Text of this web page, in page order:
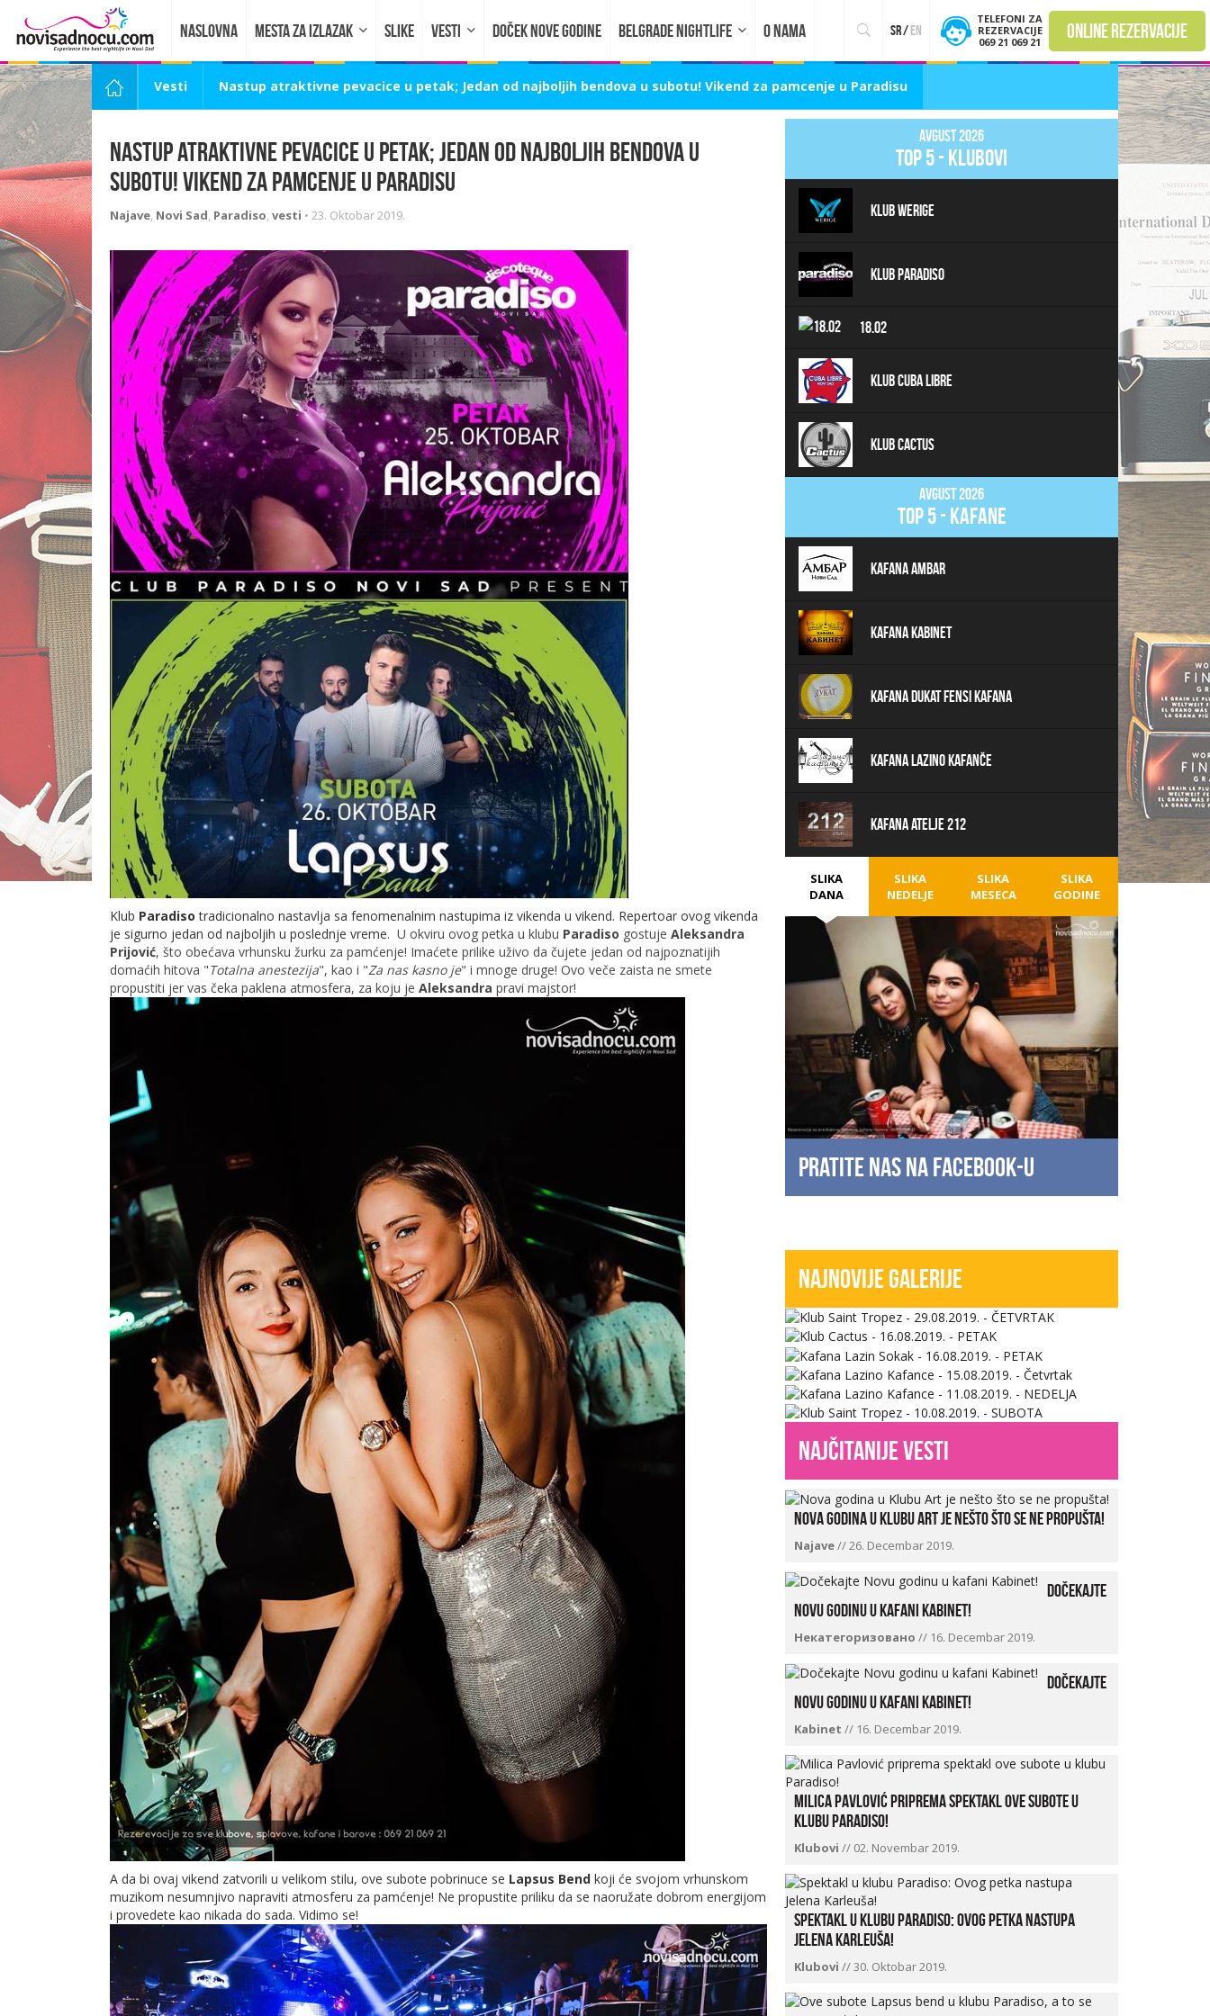
NASLOVNA MESTA ZA IZLAZAK SLIKE VESTI DOČEK NOVE GODINE BELGRADE NIGHTLIFE O NAMA sr/en
TELEFONI ZA
REZERVACIJE
069 21 069 21
online rezervacije
Vesti Nastup atraktivne pevacice u petak; Jedan od najboljih bendova u subotu! Vikend za pamcenje u Paradisu
Nastup atraktivne pevacice u petak; Jedan od najboljih bendova u
subotu! Vikend za pamcenje u Paradisu
Najave, Novi Sad, Paradiso, vesti • 23. Oktobar 2019.
Klub Paradisotradicionalno nastavlja sa fenomenalnim nastupima iz vikenda u vikend. Repertoar ovog vikenda
je sigurno jedan od najboljih u poslednje vreme. U okviru ovog petka u klubu Paradiso gostuje Aleksandra
Prijović, što obećava vrhunsku žurku za pamćenje! Imaćete prilike uživo da čujete jedan od najpoznatijih
domaćih hitova "Totalna anestezija", kao i "Za nas kasno je" i mnoge druge! Ovo veče zaista ne smete
propustiti jer vas čeka paklena atmosfera, za koju je Aleksandra pravi majstor!
A da bi ovaj vikend zatvorili u velikom stilu, ove subote pobrinuce se Lapsus Bend koji će svojom vrhunskom
muzikom nesumnjivo napraviti atmosferu za pamćenje! Ne propustite priliku da se naoružate dobrom energijom
i provedete kao nikada do sada. Vidimo se!
Avgust 2026
top 5 - klubovi
Klub Werige
Klub Paradiso
18.02
Klub Cuba Libre
Klub Cactus
Avgust 2026
top 5 - kafane
Kafana Ambar
Kafana Kabinet
Kafana Dukat Fensi Kafana
Kafana Lazino Kafanče
Kafana Atelje 212
SLIKA
DANA
SLIKA
NEDELJE
SLIKA
MESECA
SLIKA
GODINE
Pratite nas na facebook-u
Najnovije galerije
najčitanije vesti
Nova godina u Klubu Art je nešto što se ne propušta!
Najave//26. Decembar 2019.
Dočekajte
Novu godinu u kafani Kabinet!
Некатегоризовано // 16. Decembar 2019.
Dočekajte
Novu godinu u kafani Kabinet!
Kabinet // 16. Decembar 2019.
Milica Pavlović priprema spektakl ove subote u
klubu Paradiso!
Klubovi // 02. Novembar 2019.
Spektakl u klubu Paradiso: Ovog petka nastupa
Jelena Karleuša!
Klubovi //30. Oktobar 2019.